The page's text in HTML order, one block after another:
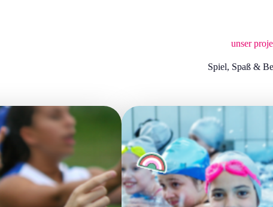
unser
Spiel, Spaß &